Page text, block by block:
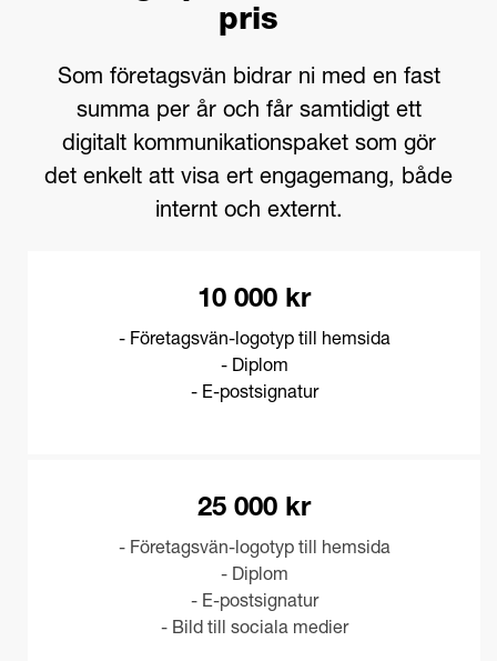
pris
Som företagsvän bidrar ni med en fast
summa per år och får samtidigt ett
digitalt kommunikationspaket som gör
det enkelt att visa ert engagemang, både
internt och externt.
10 000 kr
- Företagsvän-logotyp till hemsida
- Diplom
- E-postsignatur
25 000 kr
- Företagsvän-logotyp till hemsida
- Diplom
- E-postsignatur
- Bild till sociala medier